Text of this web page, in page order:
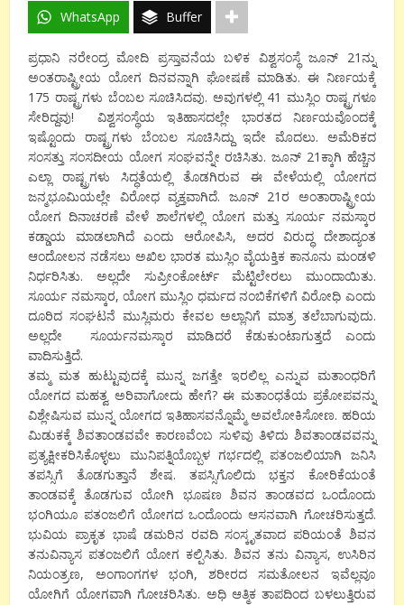
WhatsApp Buffer
ಪ್ರಧಾನಿ ನರೇಂದ್ರ ಮೋದಿ ಪ್ರಸ್ತಾವನೆಯ ಬಳಿಕ ವಿಶ್ವಸಂಸ್ಥೆ ಜೂನ್ 21ನ್ನು
ಅಂತರಾಷ್ಟ್ರೀಯ ಯೋಗ ದಿನವನ್ನಾಗಿ ಘೋಷಣೆ ಮಾಡಿತು. ಈ ನಿರ್ಣಯಕ್ಕೆ
175 ರಾಷ್ಟ್ರಗಳು ಬೆಂಬಲ ಸೂಚಿಸಿದವು. ಅವುಗಳಲ್ಲಿ 41 ಮುಸ್ಲಿಂ ರಾಷ್ಟ್ರಗಳೂ
ಸೇರಿದ್ದವು! ವಿಶ್ವಸಂಸ್ಥೆಯ ಇತಿಹಾಸದಲ್ಲೇ ಭಾರತದ ನಿರ್ಣಯವೊಂದಕ್ಕೆ
ಇಷ್ಟೊಂದು ರಾಷ್ಟ್ರಗಳು ಬೆಂಬಲ ಸೂಚಿಸಿದ್ದು ಇದೇ ಮೊದಲು. ಅಮೆರಿಕದ
ಸಂಸತ್ತು ಸಂಸದೀಯ ಯೋಗ ಸಂಘವನ್ನೇ ರಚಿಸಿತು. ಜೂನ್ 21ಕ್ಕಾಗಿ ಹೆಚ್ಚಿನ
ಎಲ್ಲಾ ರಾಷ್ಟ್ರಗಳು ಸಿದ್ಧತೆಯಲ್ಲಿ ತೊಡಗಿರುವ ಈ ವೇಳೆಯಲ್ಲಿ ಯೋಗದ
ಜನ್ಮಭೂಮಿಯಲ್ಲೇ ವಿರೋಧ ವ್ಯಕ್ತವಾಗಿದೆ. ಜೂನ್ 21ರ ಅಂತಾರಾಷ್ಟ್ರೀಯ
ಯೋಗ ದಿನಾಚರಣೆ ವೇಳೆ ಶಾಲೆಗಳಲ್ಲಿ ಯೋಗ ಮತ್ತು ಸೂರ್ಯ ನಮಸ್ಕಾರ
ಕಡ್ಡಾಯ ಮಾಡಲಾಗಿದೆ ಎಂದು ಆರೋಪಿಸಿ, ಅದರ ವಿರುದ್ಧ ದೇಶಾದ್ಯಂತ
ಆಂದೋಲನ ನಡೆಸಲು ಅಖಿಲ ಭಾರತ ಮುಸ್ಲಿಂ ವೈಯಕ್ತಿಕ ಕಾನೂನು ಮಂಡಳಿ
ನಿರ್ಧರಿಸಿತು. ಅಲ್ಲದೇ ಸುಪ್ರೀಂಕೋರ್ಟ್ ಮೆಟ್ಟಿಲೇರಲು ಮುಂದಾಯಿತು.
ಸೂರ್ಯ ನಮಸ್ಕಾರ, ಯೋಗ ಮುಸ್ಲಿಂ ಧರ್ಮದ ನಂಬಿಕೆಗಳಿಗೆ ವಿರೋಧಿ ಎಂದು
ದೂರಿದ ಸಂಘಟನೆ ಮುಸ್ಲಿಮರು ಕೇವಲ ಅಲ್ಲಾನಿಗೆ ಮಾತ್ರ ತಲೆಬಾಗುವುದು.
ಅಲ್ಲದೇ ಸೂರ್ಯನಮಸ್ಕಾರ ಮಾಡಿದರೆ ಕೆಡುಕುಂಟಾಗುತ್ತದೆ ಎಂದು
ವಾದಿಸುತ್ತಿದೆ.
ತಮ್ಮ ಮತ ಹುಟ್ಟುವುದಕ್ಕೆ ಮುನ್ನ ಜಗತ್ತೇ ಇರಲಿಲ್ಲ ಎನ್ನುವ ಮತಾಂಧರಿಗೆ
ಯೋಗದ ಮಹತ್ವ ಅರಿವಾಗೋದು ಹೇಗೆ? ಈ ಮತಾಂಧತೆಯ ಪ್ರಕೋಪವನ್ನು
ವಿಶ್ಲೇಷಿಸುವ ಮುನ್ನ ಯೋಗದ ಇತಿಹಾಸವನ್ನೊಮ್ಮೆ ಅವಲೋಕಿಸೋಣ. ಹರಿಯ
ಮಿಡುಕಕ್ಕೆ ಶಿವತಾಂಡವವೇ ಕಾರಣವೆಂಬ ಸುಳಿವು ತಿಳಿದು ಶಿವತಾಂಡವವನ್ನು
ಪ್ರತ್ಯಕ್ಷೀಕರಿಸಿಕೊಳ್ಳಲು ಮುನಿಪತ್ನಿಯೊಬ್ಬಳ ಗರ್ಭದಲ್ಲಿ ಪತಂಜಲಿಯಾಗಿ ಜನಿಸಿ
ತಪಸ್ಸಿಗೆ ತೊಡಗುತ್ತಾನೆ ಶೇಷ. ತಪಸ್ಸಿಗೊಲಿದು ಭಕ್ತನ ಕೋರಿಕೆಯಂತೆ
ತಾಂಡವಕ್ಕೆ ತೊಡಗುವ ಯೋಗಿ ಭೂಷಣ ಶಿವನ ತಾಂಡವದ ಒಂದೊಂದು
ಭಂಗಿಯೂ ಪತಂಜಲಿಗೆ ಯೋಗದ ಒಂದೊಂದು ಆಸನವಾಗಿ ಗೋಚರಿಸುತ್ತದೆ.
ಭುವಿಯ ಪ್ರಾಕೃತ ಭಾಷೆ ಡಮರಿನ ರವದಿ ಸಂಸ್ಕೃತವಾದ ಪರಿಯಂತೆ ಶಿವನ
ತನುವಿನ್ಯಾಸ ಪತಂಜಲಿಗೆ ಯೋಗ ಕಲ್ಪಿಸಿತು. ಶಿವನ ತನು ವಿನ್ಯಾಸ, ಉಸಿರಿನ
ನಿಯಂತ್ರಣ, ಅಂಗಾಂಗಗಳ ಭಂಗಿ, ಶರೀರದ ಸಮತೋಲನ ಇವೆಲ್ಲವೂ
ಯೋಗಿಗೆ ಯೋಗವಾಗಿ ಗೋಚರಿಸಿತು. ಅಧಿ ಆತ್ಮಿಕ ತಾಪದಿಂದ ಬಳಲುತ್ತಿರುವ